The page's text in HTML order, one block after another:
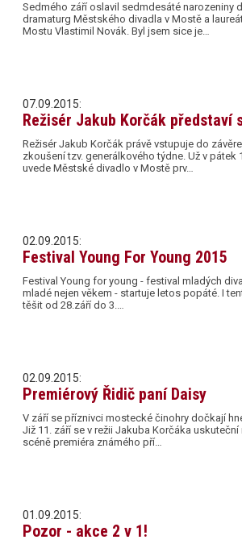
Sedmého září oslavil sedmdesáté narozeniny
dramaturg Městského divadla v Mostě a
Mostu Vlastimil Novák. Byl jsem sice je…
07.09.2015:
Režisér Jakub Korčák představí
Režisér Jakub Korčák právě vstupuje do
zkoušení tzv. generálkového týdne. Už v pátek
uvede Městské divadlo v Mostě prv…
02.09.2015:
Festival Young For Young 2015
Festival Young for young - festival mladých
mladé nejen věkem - startuje letos popáté. I
těšit od 28.září do 3.…
02.09.2015:
Premiérový Řidič paní Daisy
V září se příznivci mostecké činohry dočkají
Již 11. září se v režii Jakuba Korčáka uskuteční
scéně premiéra známého pří…
01.09.2015:
Pozor - akce 2 v 1!